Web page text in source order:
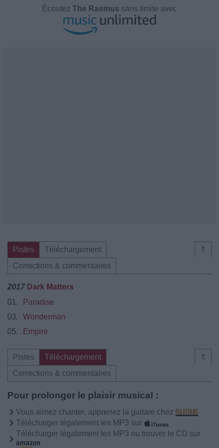
Écoutez The Rasmus sans limite avec
⇑
Pistes
Téléchargement
Corrections & commentaires
2017 Dark Matters
01.
Paradise
03.
Wonderman
05.
Empire
⇑
Pistes
Téléchargement
Corrections & commentaires
Pour prolonger le plaisir musical :
Vous aimez chanter, apprenez la guitare chez
Télécharger légalement les MP3 sur
Télécharger légalement les MP3 ou trouver le CD sur